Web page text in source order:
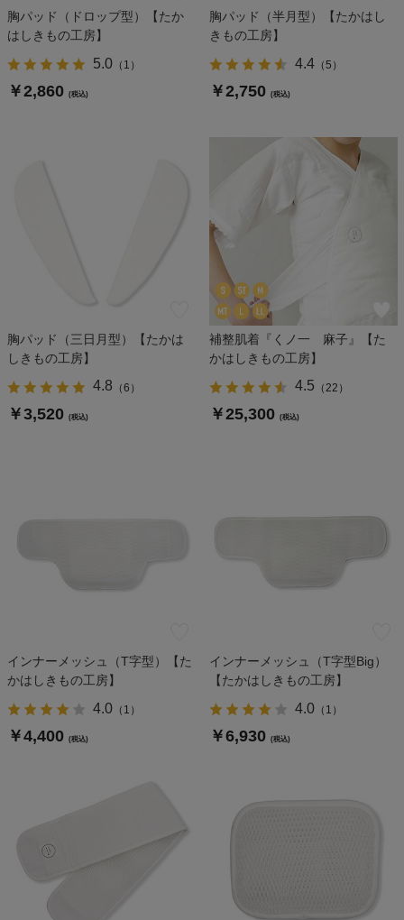
胸パッド（ドロップ型）【たか
はしきもの工房】
5.0（ 1 ）
￥2,860 (税込)
胸パッド（半月型）【たかはし
きもの工房】
4.4（5 ）
￥2,750 (税込)
胸パッド（三日月型）【たかは
しきもの工房】
4.8 （6 ）
￥3,520 (税込)
補整肌着『くノ一 麻子』【た
かはしきもの工房】
4.5 （ 22 ）
￥25,300 (税込)
インナーメッシュ（T字型）【た
かはしきもの工房】
4.0（ 1 ）
￥4,400 (税込)
インナーメッシュ（T字型Big）
【たかはしきもの工房】
4.0（ 1 ）
￥6,930 (税込)